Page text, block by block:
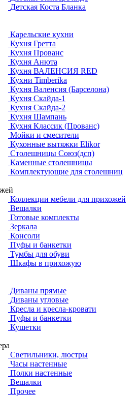
Детская Коста Бланка
Карельские кухни
Кухня Гретта
Кухня Прованс
Кухня Анюта
Кухня ВАЛЕНСИЯ RED
Кухни Timberika
Кухня Валенсия (Барселона)
Кухня Скайда-1
Кухня Скайда-2
Кухня Шампань
Кухня Классик (Прованс)
Мойки и смесители
Кухонные вытяжки Elikor
Столешницы Союз(дсп)
Каменные столешницы
Комплектующие для столешниц
Коллекции мебели для прихожей
Вешалки
Готовые комплекты
Зеркала
Консоли
Пуфы и банкетки
Тумбы для обуви
Шкафы в прихожую
Диваны прямые
Диваны угловые
Кресла и кресла-кровати
Пуфы и банкетки
Кушетки
Светильники, люстры
Часы настенные
Полки настенные
Вешалки
Прочее